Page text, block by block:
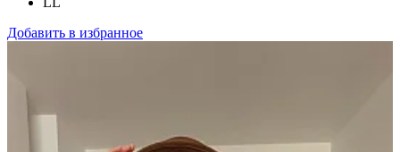
Добавить в избранное